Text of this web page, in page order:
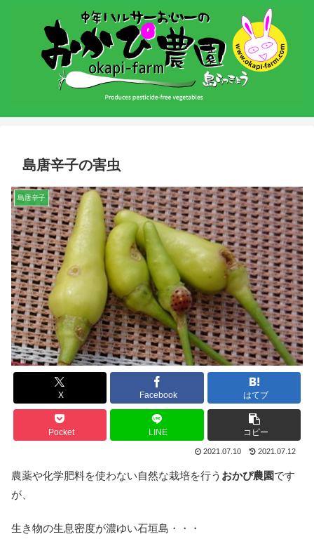
島唐辛子の害虫
島唐辛子
X Facebook はてブ
Pocket LINE コピー
2021.07.10 2021.07.12
農薬や化学肥料を使わない自然な栽培を行う おかぴ農園です
が、
生き物の生息密度が濃ゆい石垣島・・・